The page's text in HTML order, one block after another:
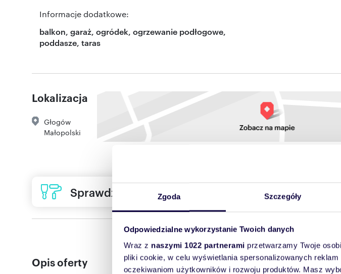
Zgoda Szczegóły
Odpowiedzialne wykorzystanie Twoich danych
Wraz z naszymi 1022 partnerami przetwarzamy Twoje
pliki cookie, w celu wyświetlania spersonalizowanych
oczekiwaniom użytkowników i rozwoju produktów. Masz
Informacje dodatkowe:
balkon, garaż, ogródek, ogrzewanie podłogowe,
poddasze, taras
Lokalizacja
Głogów
Małopolski
Sprawdź ofertę usług remontowych
Opis oferty